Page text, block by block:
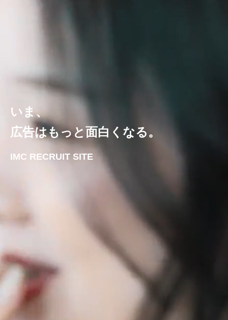
いま、
広告はもっと面白くなる。
IMC RECRUIT SITE